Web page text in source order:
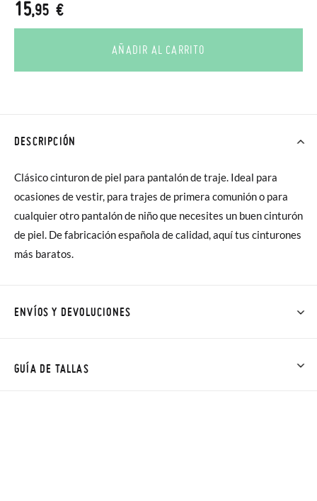
15,95 €
AÑADIR AL CARRITO
DESCRIPCIÓN
Clásico cinturon de piel para pantalón de traje. Ideal para
ocasiones de vestir, para trajes de primera comunión o para
cualquier otro pantalón de niño que necesites un buen cinturón
de piel. De fabricación española de calidad, aquí tus cinturones
más baratos.
ENVÍOS Y DEVOLUCIONES
Talla/Color también son GRATIS y puedes realizarlos hasta en
GUÍA DE TALLAS